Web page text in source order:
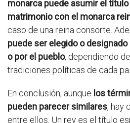
monarca puede asumir el título
matrimonio con el monarca
caso de una reina consorte.
puede ser elegido o
o por el pueblo, dependiendo
tradiciones políticas de cada
En conclusión, aunque los
pueden parecer similares, hay
entre ellos. Un rey es el título